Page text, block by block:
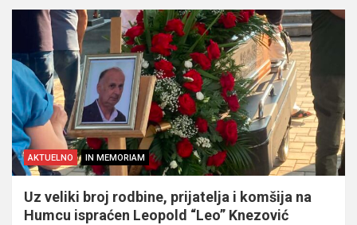
AKTUELNO IN MEMORIAM
Uz veliki broj rodbine, prijatelja i komšija na
Humcu ispraćen Leopold “Leo” Knezović